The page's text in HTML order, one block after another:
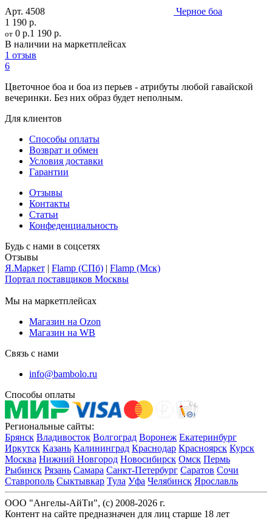
Арт. 4508
Черное боа
1 190 р.
от 0 р.1 190 р.
В наличии на маркетплейсах
1 отзыв
6
Цветочное боа и боа из перьев - атрибуты любой гавайской
вечеринки. Без них образ будет неполным.
Для клиентов
Способы оплаты
Возврат и обмен
Условия доставки
Гарантии
Отзывы
Контакты
Статьи
Конфеденциальность
Будь с нами в соцсетях
Отзывы
Я.Маркет | Flamp (СПб) | Flamp (Мск)
Портал поставщиков Москвы
Мы на маркетплейсах
Магазин на Ozon
Магазин на WB
Связь с нами
info@bambolo.ru
Способы оплаты
Региональные сайты:
Брянск Владивосток Волгоград Воронеж Екатеринбург
Иркутск Казань Калининград Краснодар Красноярск Курск
Москва Нижний Новгород Новосибирск Омск Пермь
Рыбинск Рязань Самара Санкт-Петербург Саратов Сочи
Ставрополь Сыктывкар Тула Уфа Челябинск Ярославль
ООО "Ангелы-АйТи", (c) 2008-2026 г.
Контент на сайте предназначен для лиц старше 18 лет